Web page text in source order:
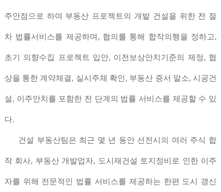
주안점으로 하여 부동산 프로젝트의 개발 건설을 위한 전 절
차 법률서비스를 제공하며 , 협의를 통해 합작의행을 정하고,
초기 의향수집 프로젝트 입안, 이전보상안치기준의 제정, 협
상을 통한 계약체결, 실시주체 확인 , 부동산 증서 말소,시공건
설, 이주안치를 포함한 전 단계의 법률 서비스를 제공할 수 있
다.
건설 부동산팀은 최근 몇 년 동안 선전시의 여러 주식 합
작 회사, 부동산 개발업자, 도시재건설 토지정비로 인한 이주
자를 위해 전문적인 법률 서비스를 제공하는 한편 도시 갱신